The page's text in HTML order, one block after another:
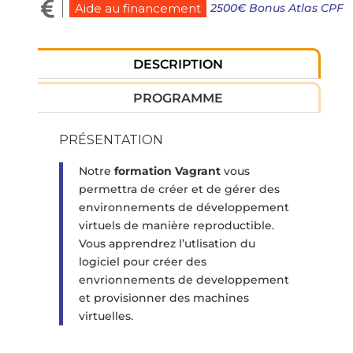
 Aide au financement 2500€ Bonus Atlas CPF
DESCRIPTION
PROGRAMME
PRÉSENTATION
Notre formation Vagrant vous
permettra de créer et de gérer des
environnements de développement
virtuels de manière reproductible.
Vous apprendrez l’utlisation du
logiciel pour créer des
envrionnements de developpement
et provisionner des machines
virtuelles.